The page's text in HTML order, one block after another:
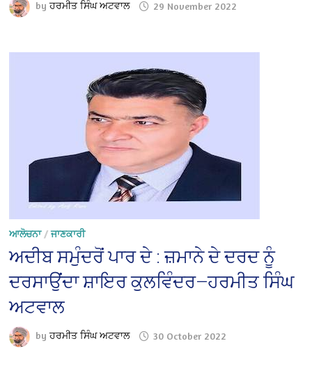
byਹਰਮੀਤ ਸਿੰਘ ਅਟਵਾਲ 29 November 2022
ਆਲੋਚਨਾ/ਜਾਣਕਾਰੀ
ਅਦੀਬ ਸਮੁੰਦਰੋਂ ਪਾਰ ਦੇ : ਜ਼ਮਾਨੇ ਦੇ ਦਰਦ ਨੂੰ
ਦਰਸਾਉਂਦਾ ਸ਼ਾਇਰ ਕੁਲਵਿੰਦਰ—ਹਰਮੀਤ ਸਿੰਘ
ਅਟਵਾਲ
byਹਰਮੀਤ ਸਿੰਘ ਅਟਵਾਲ 30 October 2022